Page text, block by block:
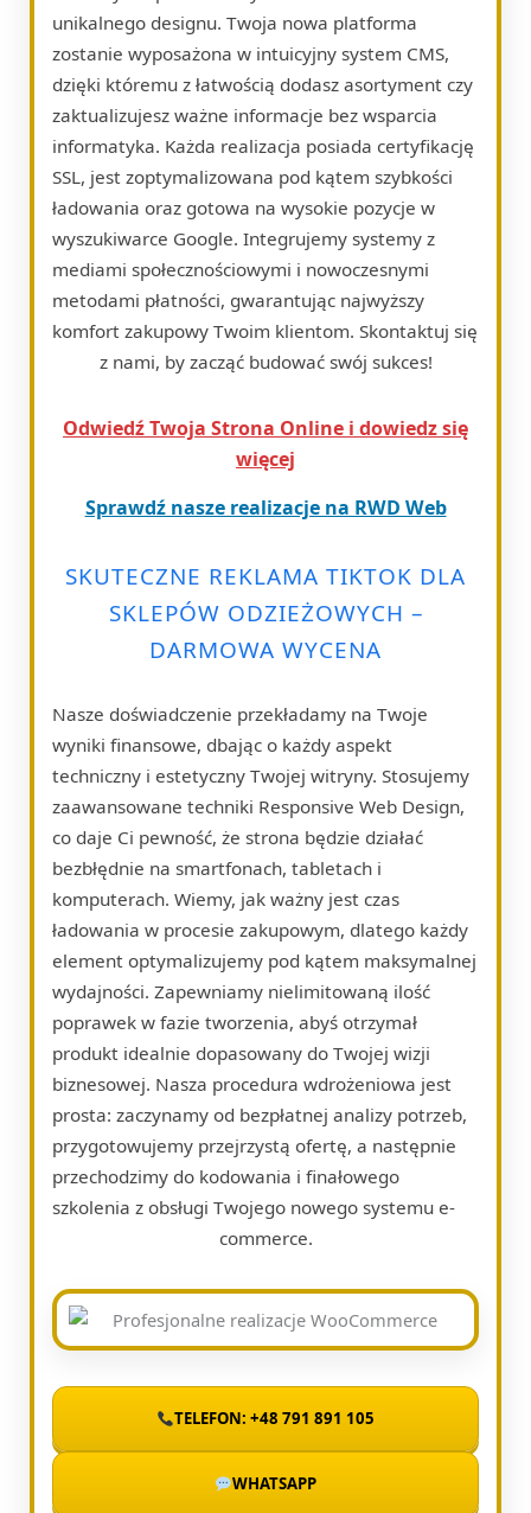
unikalnego designu. Twoja nowa platforma
zostanie wyposażona w intuicyjny system CMS,
dzięki któremu z łatwością dodasz asortyment czy
zaktualizujesz ważne informacje bez wsparcia
informatyka. Każda realizacja posiada certyfikację
SSL, jest zoptymalizowana pod kątem szybkości
ładowania oraz gotowa na wysokie pozycje w
wyszukiwarce Google. Integrujemy systemy z
mediami społecznościowymi i nowoczesnymi
metodami płatności, gwarantując najwyższy
komfort zakupowy Twoim klientom. Skontaktuj się
z nami, by zacząć budować swój sukces!
Odwiedź Twoja Strona Online i dowiedz się
więcej
Sprawdź nasze realizacje na RWD Web
SKUTECZNE REKLAMA TIKTOK DLA
SKLEPÓW ODZIEŻOWYCH –
DARMOWA WYCENA
Nasze doświadczenie przekładamy na Twoje
wyniki finansowe, dbając o każdy aspekt
techniczny i estetyczny Twojej witryny. Stosujemy
zaawansowane techniki Responsive Web Design,
co daje Ci pewność, że strona będzie działać
bezbłędnie na smartfonach, tabletach i
komputerach. Wiemy, jak ważny jest czas
ładowania w procesie zakupowym, dlatego każdy
element optymalizujemy pod kątem maksymalnej
wydajności. Zapewniamy nielimitowaną ilość
poprawek w fazie tworzenia, abyś otrzymał
produkt idealnie dopasowany do Twojej wizji
biznesowej. Nasza procedura wdrożeniowa jest
prosta: zaczynamy od bezpłatnej analizy potrzeb,
przygotowujemy przejrzystą ofertę, a następnie
przechodzimy do kodowania i finałowego
szkolenia z obsługi Twojego nowego systemu e-
commerce.
TELEFON: +48 791 891 105
WHATSAPP